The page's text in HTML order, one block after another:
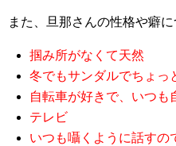
また、旦那さんの性格や癖に
掴み所がなくて天然
冬でもサンダルでちょっ
自転車が好きで、いつも
テレビ
いつも囁くように話すの